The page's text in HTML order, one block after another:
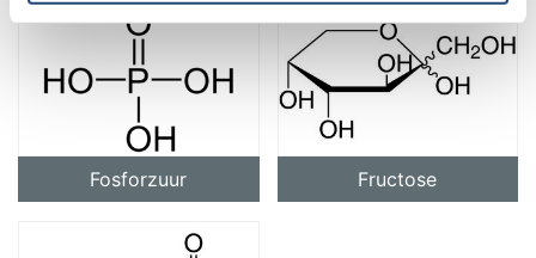
Fosforzuur Fructose